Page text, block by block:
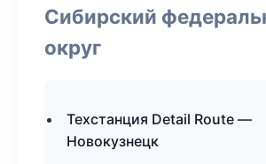
Сибирский
округ
Техстанция Detail Route —
Новокузнецк